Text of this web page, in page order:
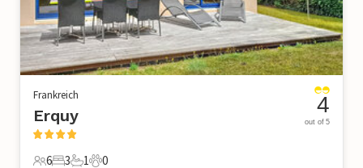
Frankreich
Erquy
6 3 1 0
4
out of 5